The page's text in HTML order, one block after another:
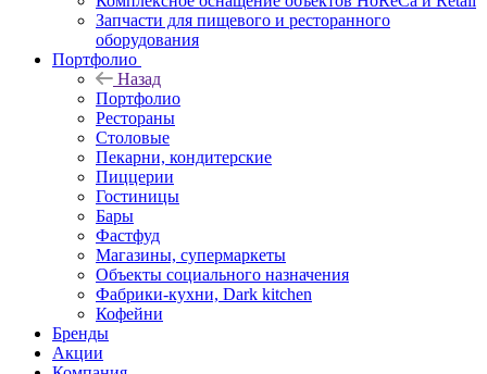
Запчасти для пищевого и ресторанного
оборудования
Портфолио
Назад
Портфолио
Рестораны
Столовые
Пекарни, кондитерские
Пиццерии
Гостиницы
Бары
Фастфуд
Магазины, супермаркеты
Объекты социального назначения
Фабрики-кухни, Dark kitchen
Кофейни
Бренды
Акции